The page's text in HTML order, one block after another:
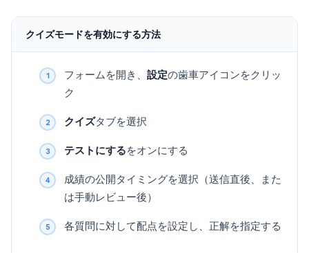
クイズモードを有効にする方法
フォームを開き、 設定の歯車アイコンをクリッ
ク
クイズタブを選択
テストにするをオンにする
成績の公開タイミングを選択（送信直後、また
は手動レビュー後）
各質問に対して配点を設定し、正解を指定する